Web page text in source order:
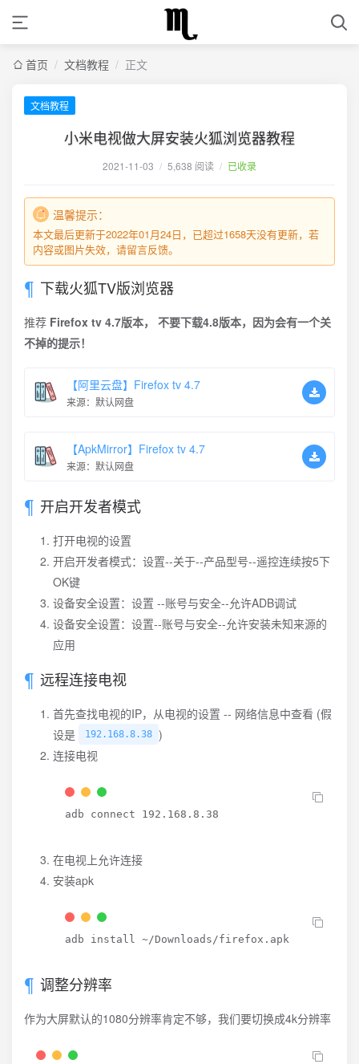
首页 / 文档教程 / 正文
文档教程
小米电视做大屏安装火狐浏览器教程
2021-11-03 / 5,638 阅读 / 已收录
温馨提示：
本文最后更新于2022年01月24日，已超过1658天没有更新，若
内容或图片失效，请留言反馈。
下载火狐TV版浏览器
推荐 Firefox tv 4.7版本， 不要下载4.8版本，因为会有一个关
不掉的提示！
【阿里云盘】Firefox tv 4.7
来源：默认网盘
【ApkMirror】Firefox tv 4.7
来源：默认网盘
开启开发者模式
打开电视的设置
开启开发者模式：设置--关于--产品型号--遥控连续按5下
OK键
设备安全设置：设置 --账号与安全--允许ADB调试
设备安全设置：设置--账号与安全--允许安装未知来源的
应用
远程连接电视
首先查找电视的IP，从电视的设置 -- 网络信息中查看 (假
设是
192.168.8.38 )
连接电视
adb connect 192.168 .8.38
在电视上允许连接
安装apk
adb install ~/Downloads/firefox.apk
调整分辨率
作为大屏默认的1080分辨率肯定不够，我们要切换成4k分辨率